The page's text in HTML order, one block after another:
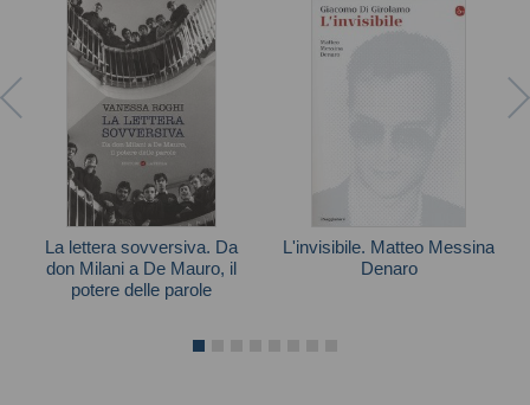
La lettera sovversiva. Da
don Milani a De Mauro, il
potere delle parole
L'invisibile. Matteo Messina
Denaro